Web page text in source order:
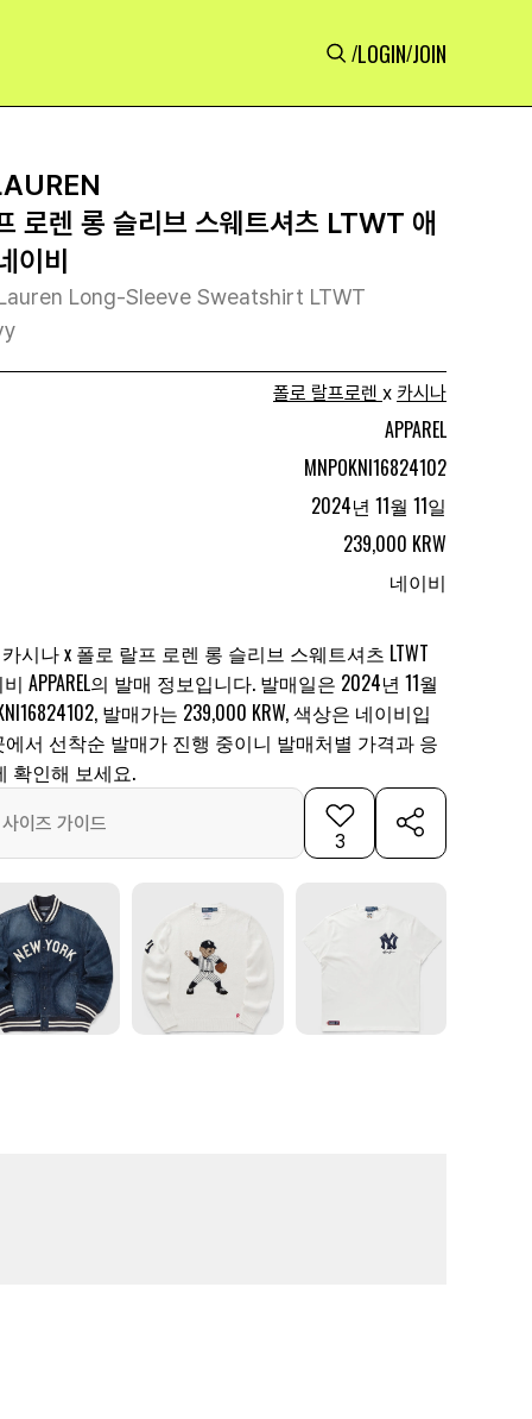
/LOGIN/JOIN
로렌 롱 슬리브 스웨트셔츠 LTWT 애
이비
Long-Sleeve Sweatshirt LTWT
폴로 랄프로렌 x 카시나
APPAREL
MNPOKNI16824102
2024년 11월 11일
239,000 KRW
네이비
시나 x 폴로 랄프 로렌 롱 슬리브 스웨트셔츠 LTWT
APPAREL의 발매 정보입니다. 발매일은 2024년 11월
발매가는 239,000 KRW, 색상은 네이비입
서 선착순 발매가 진행 중이니 발매처별 가격과 응
확인해 보세요.
사이즈 가이드
3